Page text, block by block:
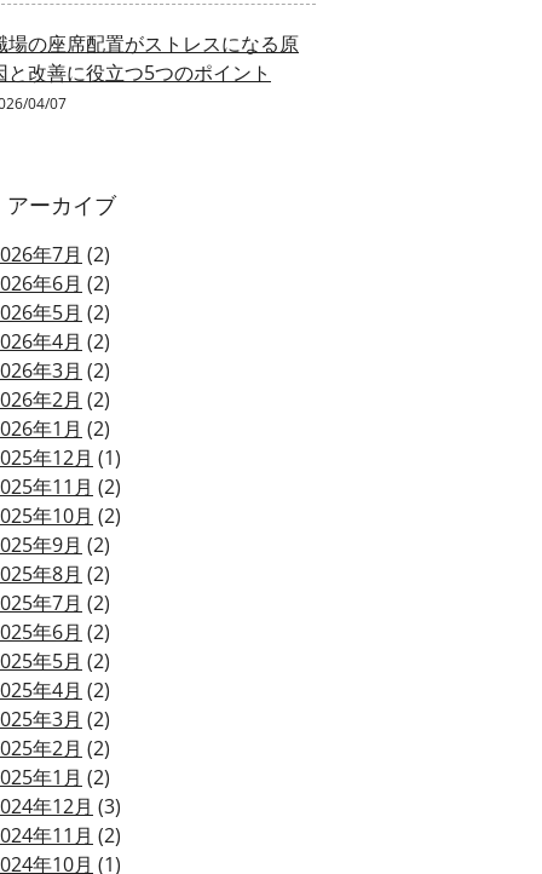
場の座席配置がストレスになる原
と改善に役立つ5つのポイント
04/07
アーカイブ
年7月 (2)
年6月 (2)
年5月 (2)
年4月 (2)
年3月 (2)
年2月 (2)
年1月 (2)
年12月 (1)
年11月 (2)
年10月 (2)
年9月 (2)
年8月 (2)
年7月 (2)
年6月 (2)
年5月 (2)
年4月 (2)
年3月 (2)
年2月 (2)
年1月 (2)
年12月 (3)
年11月 (2)
年10月 (1)